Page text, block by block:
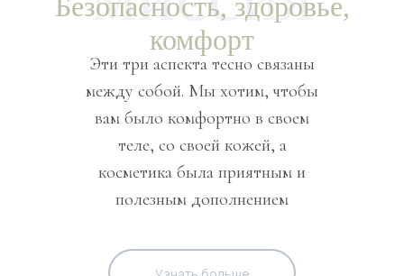
комфорт
Эти три аспекта тесно связаны
между собой. Мы хотим, чтобы
вам было комфортно в своем
теле, со своей кожей, а
косметика была приятным и
полезным дополнением